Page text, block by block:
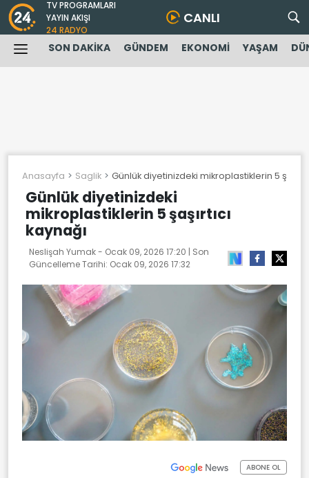
TV PROGRAMLARI
YAYIN AKIŞI
24 RADYO
CANLI
SON DAKİKA GÜNDEM EKONOMİ YAŞAM
Anasayfa Saglik Günlük diyetinizdeki mikroplastiklerin 5
Günlük diyetinizdeki
mikroplastiklerin 5 şaşırtıcı
kaynağı
Neslişah Yumak - Ocak 09, 2026 17:20 | Son
Güncelleme Tarihi: Ocak 09, 2026 17:32
ABONE OL